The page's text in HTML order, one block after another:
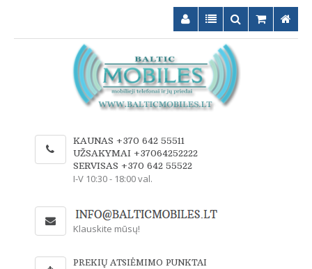
KAUNAS +370 642 55511
UŽSAKYMAI +37064252222
SERVISAS +370 642 55522
I-V 10:30 - 18:00 val.
Klauskite mūsų!
PREKIŲ ATSIĖMIMO PUNKTAI